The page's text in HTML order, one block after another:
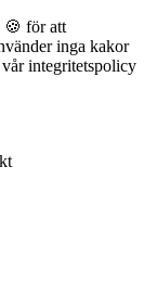
🍪 för att
inga kakor
integritetspolicy